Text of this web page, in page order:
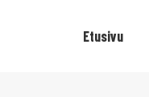
Etusivu